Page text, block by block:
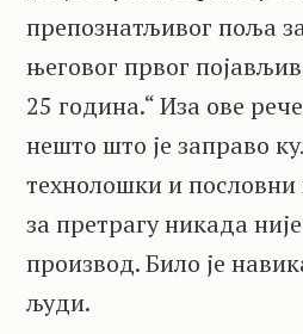
препознатљивог поља
његовог првог
25 година.“ Иза ове
нешто што је заправо
технолошки и пословни
за претрагу никада
производ. Било је
људи.